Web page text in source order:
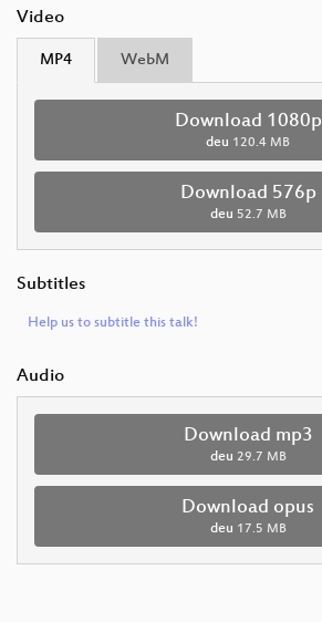
Video
MP4 WebM
Download 1080p
deu 120.4 MB
Download 576p
deu 52.7 MB
Subtitles
Help us to subtitle this talk!
Audio
Download mp3
deu 29.7 MB
Download opus
deu 17.5 MB